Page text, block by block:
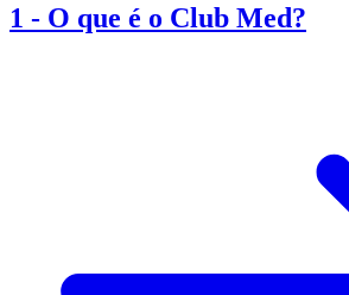
1 - O que é o Club Med?